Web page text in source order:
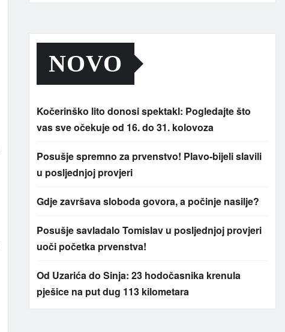
NOVO
Kočerinško lito donosi spektakl: Pogledajte što
vas sve očekuje od 16. do 31. kolovoza
Posušje spremno za prvenstvo! Plavo-bijeli slavili
u posljednjoj provjeri
Gdje završava sloboda govora, a počinje nasilje?
Posušje savladalo Tomislav u posljednjoj provjeri
uoči početka prvenstva!
Od Uzarića do Sinja: 23 hodočasnika krenula
pješice na put dug 113 kilometara